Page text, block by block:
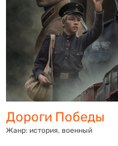
Дороги Победы
Жанр: история, военный